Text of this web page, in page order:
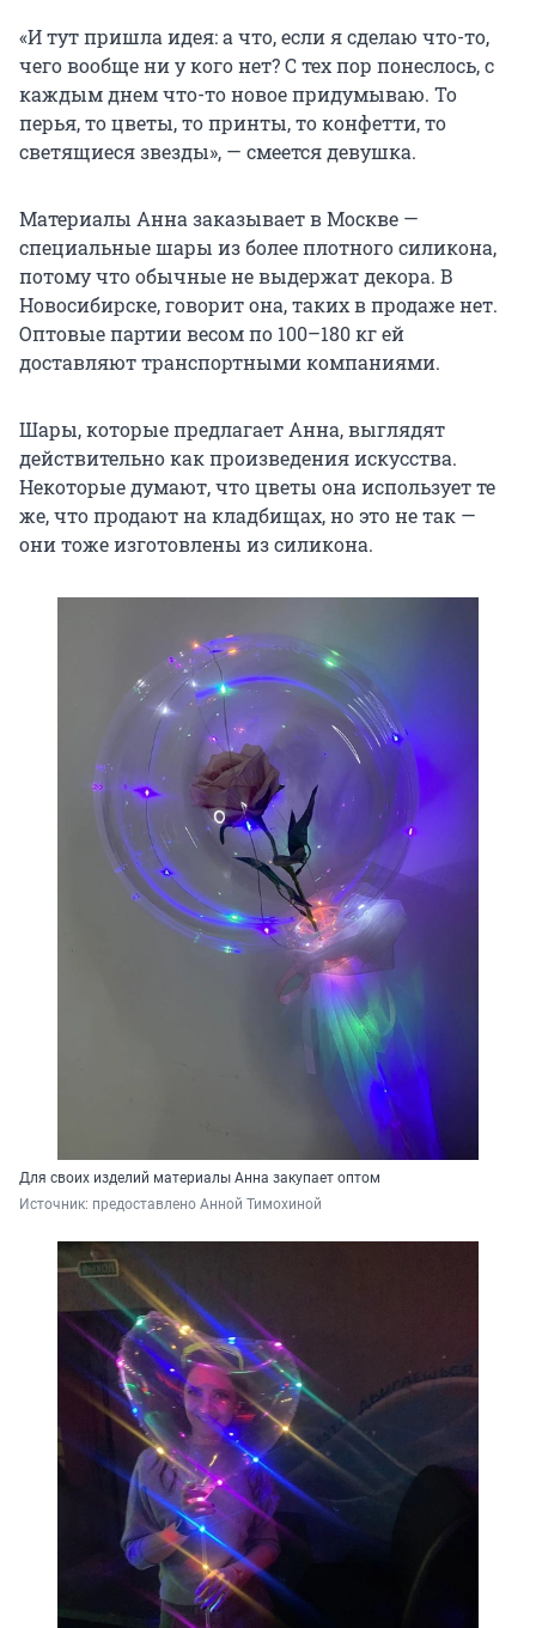
«И тут пришла идея: а что, если я сделаю что-то,
чего вообще ни у кого нет? С тех пор понеслось, с
каждым днем что-то новое придумываю. То
перья, то цветы, то принты, то конфетти, то
светящиеся звезды», — смеется девушка.
Материалы Анна заказывает в Москве —
специальные шары из более плотного силикона,
потому что обычные не выдержат декора. В
Новосибирске, говорит она, таких в продаже нет.
Оптовые партии весом по 100–180 кг ей
доставляют транспортными компаниями.
Шары, которые предлагает Анна, выглядят
действительно как произведения искусства.
Некоторые думают, что цветы она использует те
же, что продают на кладбищах, но это не так —
они тоже изготовлены из силикона.
Для своих изделий материалы Анна закупает оптом
Источник: предоставлено Анной Тимохиной